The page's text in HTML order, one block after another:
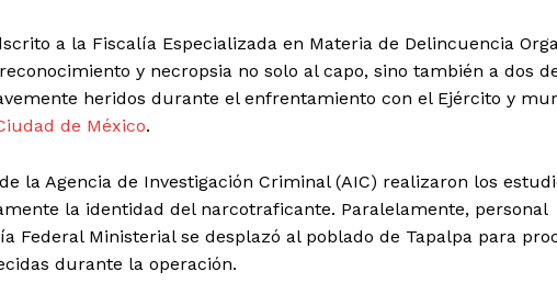
a la Fiscalía Especializada en Materia de Delincuencia
y necropsia no solo al capo, sino también a dos
heridos durante el enfrentamiento con el Ejército y
de México.
la Agencia de Investigación Criminal (AIC) realizaron los
la identidad del narcotraficante. Paralelamente, personal
Federal Ministerial se desplazó al poblado de Tapalpa para
durante la operación.